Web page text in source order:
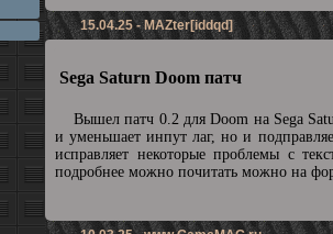
15.04.25 - MAZter[iddqd]
Sega Saturn Doom патч
Вышел патч 0.2 для Doom на Sega
и уменьшает инпут лаг, но и
исправляет некоторые проблемы с
подробнее можно почитать можно на